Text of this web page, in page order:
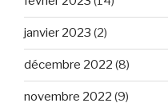
janvier 2023 (2)
décembre 2022 (8)
novembre 2022 (9)